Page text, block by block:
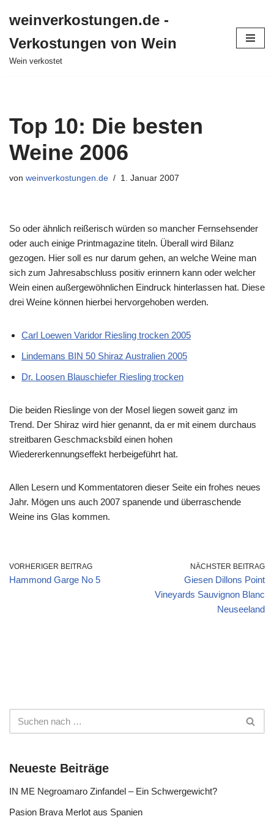
Inhalt
springen
weinverkostungen.de -
Verkostungen von Wein
Wein verkostet
Top 10: Die besten
Weine 2006
von weinverkostungen.de 1. Januar 2007
So oder ähnlich reißerisch würden so mancher Fernsehsender
oder auch einige Printmagazine titeln. Überall wird Bilanz
gezogen. Hier soll es nur darum gehen, an welche Weine man
sich zum Jahresabschluss positiv erinnern kann oder welcher
Wein einen außergewöhnlichen Eindruck hinterlassen hat. Diese
drei Weine können hierbei hervorgehoben werden.
Carl Loewen Varidor Riesling trocken 2005
Lindemans BIN 50 Shiraz Australien 2005
Dr. Loosen Blauschiefer Riesling trocken
Die beiden Rieslinge von der Mosel liegen soweit ganz im
Trend. Der Shiraz wird hier genannt, da er mit einem durchaus
streitbaren Geschmacksbild einen hohen
Wiedererkennungseffekt herbeigeführt hat.
Allen Lesern und Kommentatoren dieser Seite ein frohes neues
Jahr. Mögen uns auch 2007 spanende und überraschende
Weine ins Glas kommen.
VORHERIGER BEITRAG
Hammond Garge No 5
NÄCHSTER BEITRAG
Giesen Dillons Point
Vineyards Sauvignon Blanc
Neuseeland
Neueste Beiträge
IN ME Negroamaro Zinfandel – Ein Schwergewicht?
Pasion Brava Merlot aus Spanien